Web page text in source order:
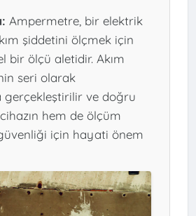
Ampermetre, bir elektrik
şiddetini ölçmek için
bir ölçü aletidir. Akım
seri olarak
gerçekleştirilir ve doğru
hem de ölçüm
için hayati önem